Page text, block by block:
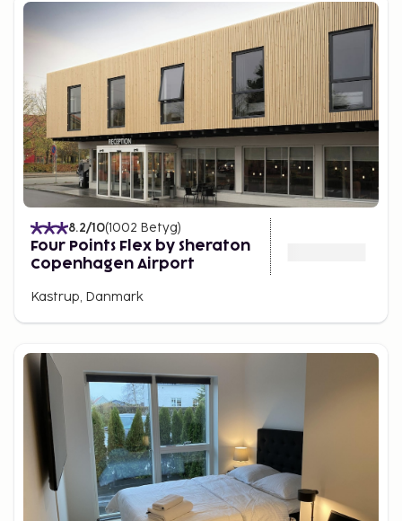
8.2/10(1002 Betyg)
Four Points Flex by Sheraton
Copenhagen Airport
Kastrup, Danmark